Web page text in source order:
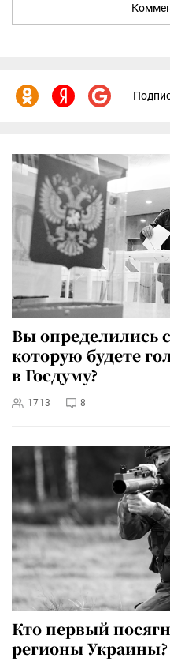
Вы определились
которую будете
в Госдуму?
1713 8
Кто первый
регионы Украины?